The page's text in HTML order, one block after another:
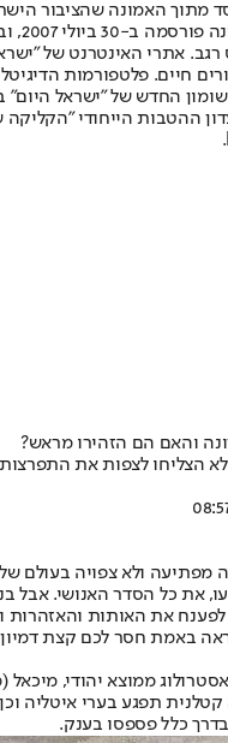
האמונה שהציבור
חיים. פלטפורמות
והיישומון החדש של
ההטבות הייחודי
והאם הם הזהירו מראש?
הצליחו לצפות את
כל הסדר האנושי. אבל
לפענח את האותות
באמת חסר לכם קצת דמיון
והאסטרולוג ממוצא
קטלנית תפגע בערי איטליה
כלל פספסו בענק.